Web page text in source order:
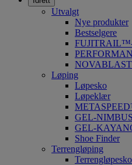
Utvalgt
Nye produkter
Bestselgere
FUJITRAIL™-
Løping
Løpesko
Løpeklær
GEL-
GEL-
Shoe Finder
Terrengløping
Terrengløpesko